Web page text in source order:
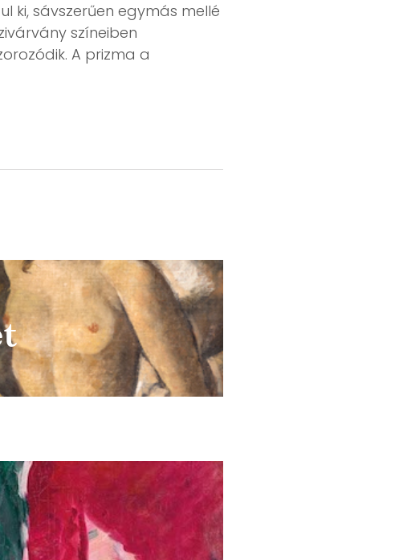
ki, sávszerűen egymás mellé
színeiben
A prizma a